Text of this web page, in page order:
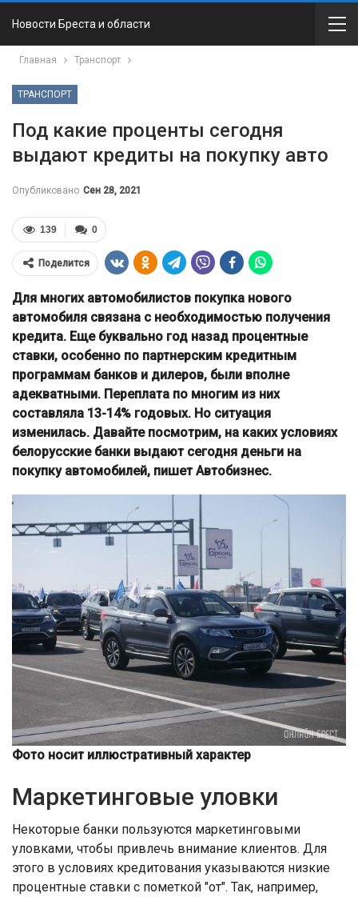
Новости Бреста и области
Главная Транспорт
ТРАНСПОРТ
Под какие проценты сегодня
выдают кредиты на покупку авто
Опубликовано Сен 28, 2021
0
139
Поделится
Для многих автомобилистов покупка нового
автомобиля связана с необходимостью получения
кредита. Еще буквально год назад процентные
ставки, особенно по партнерским кредитным
программам банков и дилеров, были вполне
адекватными. Переплата по многим из них
составляла 13-14% годовых. Но ситуация
изменилась. Давайте посмотрим, на каких условиях
белорусские банки выдают сегодня деньги на
покупку автомобилей, пишет Автобизнес.
Фото носит иллюстративный характер
Маркетинговые уловки
Некоторые банки пользуются маркетинговыми
уловками, чтобы привлечь внимание клиентов. Для
этого в условиях кредитования указываются низкие
процентные ставки с пометкой "от". Так, например,